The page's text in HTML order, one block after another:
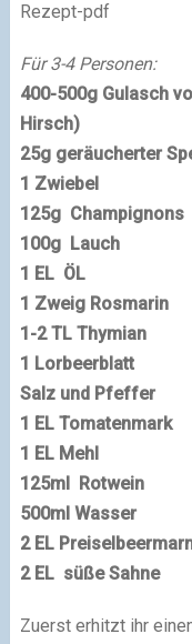
Rezept-pdf
Für 3-4 Personen:
400-500g Gulasch
Hirsch)
25g geräucherter
1 Zwiebel
125g Champignons
100g Lauch
1 EL ÖL
1 Zweig Rosmarin
1-2 TL Thymian
1 Lorbeerblatt
Salz und Pfeffer
1 EL Tomatenmark
1 EL Mehl
125ml Rotwein
500ml Wasser
2 EL
2 EL süße Sahne
Zuerst erhitzt ihr